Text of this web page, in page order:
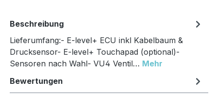
Beschreibung
Lieferumfang:- E-level+ ECU inkl Kabelbaum &
Drucksensor- E-level+ Touchapad (optional)-
Sensoren nach Wahl- VU4 Ventil… Mehr
Bewertungen